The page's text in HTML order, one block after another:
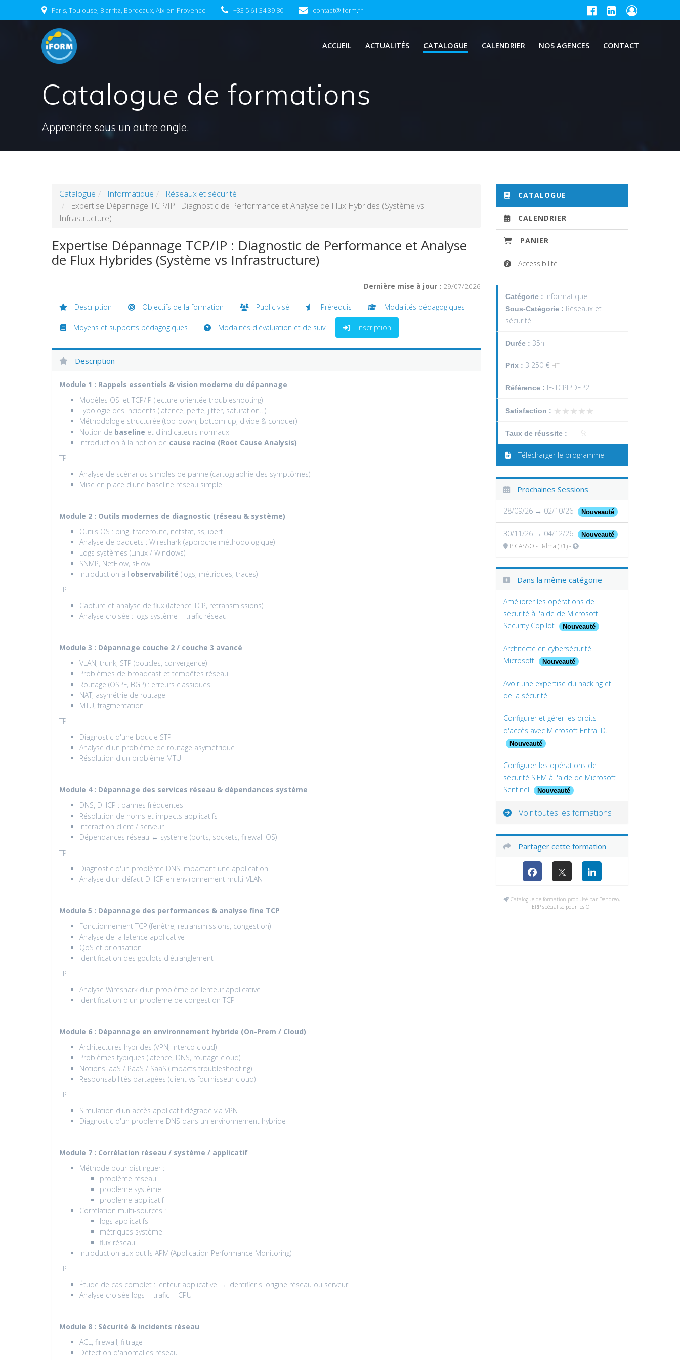
to
Paris, Toulouse, Biarritz, Bordeaux, Aix-en-Provence +33 5 61 34 39 80 contact@iform.fr
ACCUEIL ACTUALITÉS CATALOGUE CALENDRIER NOS AGENCES CONTACT
Catalogue de formations
Apprendre sous un autre angle.
Catalogue Informatique
Réseaux et sécurité
Expertise Dépannage TCP/IP : Diagnostic de Performance et Analyse de Flux Hybrides (Système vs
Infrastructure)
Expertise Dépannage TCP/IP : Diagnostic de Performance et Analyse
de Flux Hybrides (Système vs Infrastructure)
Dernière mise à jour : 29/07/2026
Description Objectifs de la formation Public visé Prérequis Modalités pédagogiques
Moyens et supports pédagogiques Modalités d'évaluation et de suivi Inscription
Description
Module 1 : Rappels essentiels & vision moderne du dépannage
Modèles OSI et TCP/IP (lecture orientée troubleshooting)
Typologie des incidents (latence, perte, jitter, saturation…)
Méthodologie structurée (top-down, bottom-up, divide & conquer)
Notion de baseline et d'indicateurs normaux
Introduction à la notion de cause racine (Root Cause Analysis)
TP
Analyse de scénarios simples de panne (cartographie des symptômes)
Mise en place d'une baseline réseau simple
Module 2 : Outils modernes de diagnostic (réseau & système)
Outils OS : ping, traceroute, netstat, ss, iperf
Analyse de paquets : Wireshark (approche méthodologique)
Logs systèmes (Linux / Windows)
SNMP, NetFlow, sFlow
Introduction à l'observabilité (logs, métriques, traces)
TP
Capture et analyse de flux (latence TCP, retransmissions)
Analyse croisée : logs système + trafic réseau
Module 3 : Dépannage couche 2 / couche 3 avancé
VLAN, trunk, STP (boucles, convergence)
Problèmes de broadcast et tempêtes réseau
Routage (OSPF, BGP) : erreurs classiques
NAT, asymétrie de routage
MTU, fragmentation
TP
Diagnostic d'une boucle STP
Analyse d'un problème de routage asymétrique
Résolution d'un problème MTU
Module 4 : Dépannage des services réseau & dépendances système
DNS, DHCP : pannes fréquentes
Résolution de noms et impacts applicatifs
Interaction client / serveur
Dépendances réseau ↔ système (ports, sockets, firewall OS)
TP
Diagnostic d'un problème DNS impactant une application
Analyse d'un défaut DHCP en environnement multi-VLAN
Module 5 : Dépannage des performances & analyse fine TCP
Fonctionnement TCP (fenêtre, retransmissions, congestion)
Analyse de la latence applicative
QoS et priorisation
Identification des goulots d'étranglement
TP
Analyse Wireshark d'un problème de lenteur applicative
Identification d'un problème de congestion TCP
Module 6 : Dépannage en environnement hybride (On-Prem / Cloud)
Architectures hybrides (VPN, interco cloud)
Problèmes typiques (latence, DNS, routage cloud)
Notions IaaS / PaaS / SaaS (impacts troubleshooting)
Responsabilités partagées (client vs fournisseur cloud)
TP
Simulation d'un accès applicatif dégradé via VPN
Diagnostic d'un problème DNS dans un environnement hybride
Module 7 : Corrélation réseau / système / applicatif
Méthode pour distinguer :
problème réseau
problème système
problème applicatif
Corrélation multi-sources :
logs applicatifs
métriques système
flux réseau
Introduction aux outils APM (Application Performance Monitoring)
TP
Étude de cas complet : lenteur applicative → identifier si origine réseau ou serveur
Analyse croisée logs + trafic + CPU
Module 8 : Sécurité & incidents réseau
ACL, firewall, filtrage
Détection d'anomalies réseau
CATALOGUE
CALENDRIER
PANIER
Accessibilité
Catégorie : Informatique
Sous-Catégorie : Réseaux et
sécurité
Durée : 35h
Prix : 3 250 € HT
Référence : IF-TCPIPDEP2
Satisfaction : ★★★★★
★★★★★
Taux de réussite :
Télécharger le programme
Prochaines Sessions
28/09/26 → 02/10/26 Nouveauté
30/11/26 → 04/12/26 Nouveauté
PICASSO - Balma (31) -
Dans la même catégorie
Améliorer les opérations de
sécurité à l'aide de Microsoft
Security Copilot
Nouveauté
Architecte en cybersécurité
Microsoft
Nouveauté
Avoir une expertise du hacking et
de la sécurité
Configurer et gérer les droits
d'accès avec Microsoft Entra ID.
Nouveauté
Configurer les opérations de
sécurité SIEM à l'aide de Microsoft
Sentinel
Nouveauté
Voir toutes les formations
Partager cette formation
Catalogue de formation propulsé par Dendreo,
ERP spécialisé pour les OF